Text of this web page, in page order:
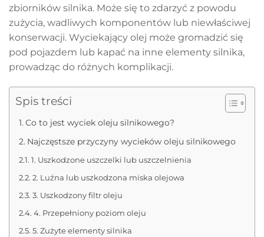
zbiorników silnika. Może się to zdarzyć z powodu
zużycia, wadliwych komponentów lub niewłaściwej
konserwacji. Wyciekający olej może gromadzić się
pod pojazdem lub kapać na inne elementy silnika,
prowadząc do różnych komplikacji.
Spis treści
Co to jest wyciek oleju silnikowego?
Najczęstsze przyczyny wycieków oleju silnikowego
1. Uszkodzone uszczelki lub uszczelnienia
2. Luźna lub uszkodzona miska olejowa
3. Uszkodzony filtr oleju
4. Przepełniony poziom oleju
5. Zużyte elementy silnika